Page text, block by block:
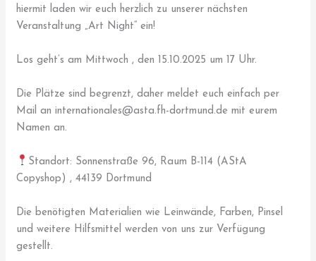
hiermit laden wir euch herzlich zu unserer nächsten
Veranstaltung „Art Night“ ein!
Los geht’s am Mittwoch , den 15.10.2025 um 17 Uhr.
Die Plätze sind begrenzt, daher meldet euch einfach per
Mail an internationales@asta.fh-dortmund.de mit eurem
Namen an.
Standort: Sonnenstraße 96, Raum B-114 (AStA
Copyshop) , 44139 Dortmund
Die benötigten Materialien wie Leinwände, Farben, Pinsel
und weitere Hilfsmittel werden von uns zur Verfügung
gestellt.